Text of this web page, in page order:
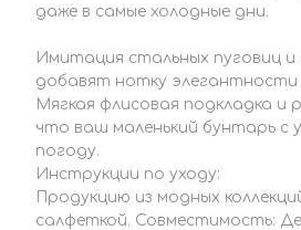
даже в самые холодные дни.
Имитация стальных пуговиц
добавят нотку элегантности
Мягкая флисовая подкладка
что ваш маленький бунтарь с
погоду.
Инструкции по уходу:
Продукцию из модных
салфеткой. Совместимость: